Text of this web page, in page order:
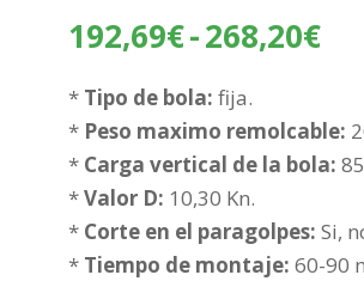
192,69€-268,20€
* Tipo de bola: fija.
* Peso maximo remolcable:
* Carga vertical de la bola:
*Valor D: 10,30 Kn.
* Corte en el paragolpes: Si,
* Tiempo de montaje: 60-90